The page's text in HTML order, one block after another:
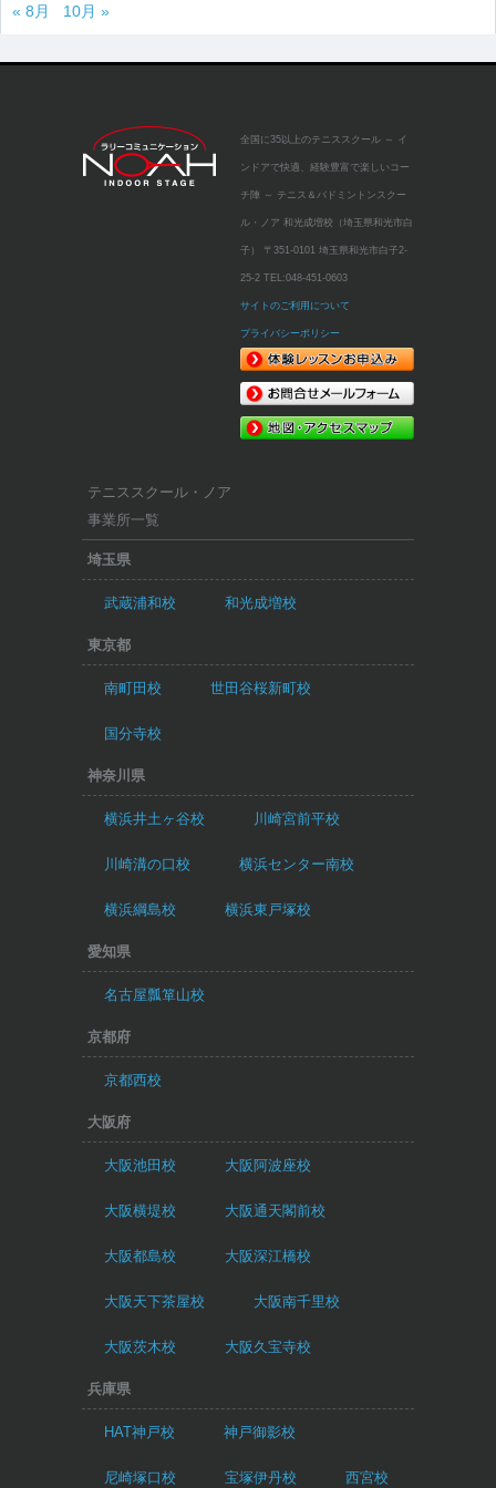
« 8月
10月 »
全国に35以上のテニススクール ～ イ
ンドアで快適、経験豊富で楽しいコー
チ陣 ～ テニス＆バドミントンスクー
ル・ノア 和光成増校（埼玉県和光市白
子） 〒351-0101 埼玉県和光市白子2-
25-2 TEL:048-451-0603
サイトのご利用について
プライバシーポリシー
テニススクール・ノア
事業所一覧
埼玉県
武蔵浦和校 和光成増校
東京都
南町田校 世田谷桜新町校
国分寺校
神奈川県
横浜井土ヶ谷校 川崎宮前平校
川崎溝の口校 横浜センター南校
横浜綱島校 横浜東戸塚校
愛知県
名古屋瓢箪山校
京都府
京都西校
大阪府
大阪池田校 大阪阿波座校
大阪横堤校 大阪通天閣前校
大阪都島校 大阪深江橋校
大阪天下茶屋校 大阪南千里校
大阪茨木校 大阪久宝寺校
兵庫県
HAT神戸校 神戸御影校
尼崎塚口校 宝塚伊丹校 西宮校